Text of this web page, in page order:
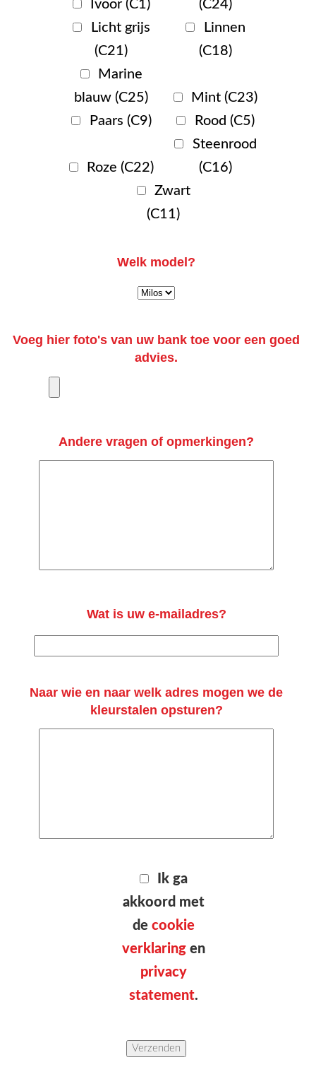
Ivoor (C1)
(C24)
Licht grijs
(C21)
Linnen
(C18)
Marine
blauw (C25)
Mint (C23)
Paars (C9)
Rood (C5)
Roze (C22)
Steenrood
(C16)
Zwart
(C11)
Welk model?
Voeg hier foto's van uw bank toe voor een goed
advies.
Andere vragen of opmerkingen?
Wat is uw e-mailadres?
Naar wie en naar welk adres mogen we de
kleurstalen opsturen?
Ik ga
akkoord met
de cookie
verklaringen
privacy
statement.